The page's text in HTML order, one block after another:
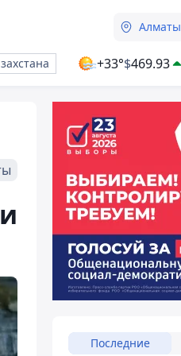
Алматы
+33°$469.93
Последние